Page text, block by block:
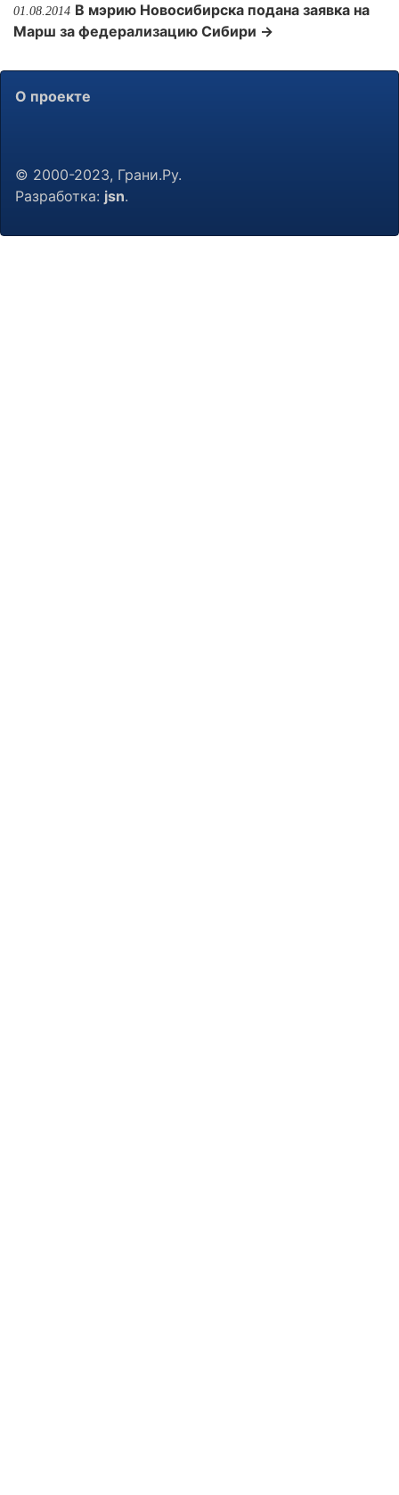
01.08.2014 В мэрию Новосибирска подана заявка на
Марш за федерализацию Сибири →
О проекте
© 2000-2023, Грани.Ру.
Разработка: jsn.